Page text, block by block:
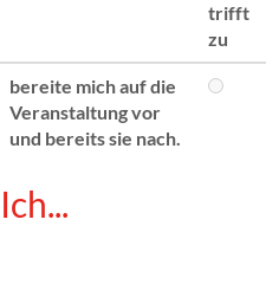
trifft
zu
bereite mich auf die
Veranstaltung vor
und bereits sie nach.
Ich...